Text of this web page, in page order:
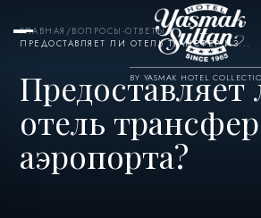
BY YASMAK HOTEL
ГЛАВНАЯ /ВОПРОСЫ-ОТВЕТЫ/
ПРЕДОСТАВЛЯЕТ ЛИ ОТЕЛЬ ТРАНСФЕР ИЗ...
Предоставляет
отель
аэропорта?